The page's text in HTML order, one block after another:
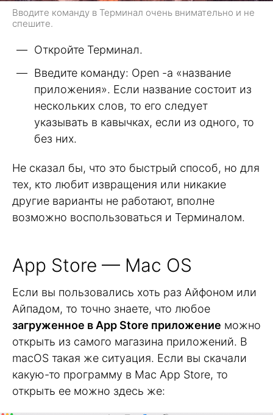
Вводите команду в Терминал очень внимательно и не
спешите.
Откройте Терминал.
Введите команду: Open -a «название
приложения». Если название состоит из
нескольких слов, то его следует
указывать в кавычках, если из одного, то
без них.
Не сказал бы, что это быстрый способ, но для
тех, кто любит извращения или никакие
другие варианты не работают, вполне
возможно воспользоваться и Терминалом.
App Store — Mac OS
Если вы пользовались хоть раз Айфоном или
Айпадом, то точно знаете, что любое
загруженное в App Store приложение можно
открыть из самого магазина приложений. В
macOS такая же ситуация. Если вы скачали
какую-то программу в Mac App Store, то
открыть ее можно здесь же: